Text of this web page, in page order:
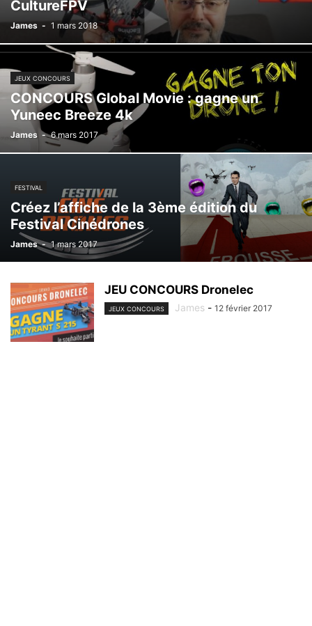
CultureFPV
James - 1 mars 2018
JEUX CONCOURS
CONCOURS Global Movie : gagne un
Yuneec Breeze 4k
James - 6 mars 2017
FESTIVAL
Créez l’affiche de la 3ème édition du
Festival Cinédrones
James - 1 mars 2017
JEU CONCOURS Dronelec
JEUX CONCOURS James - 12 février 2017